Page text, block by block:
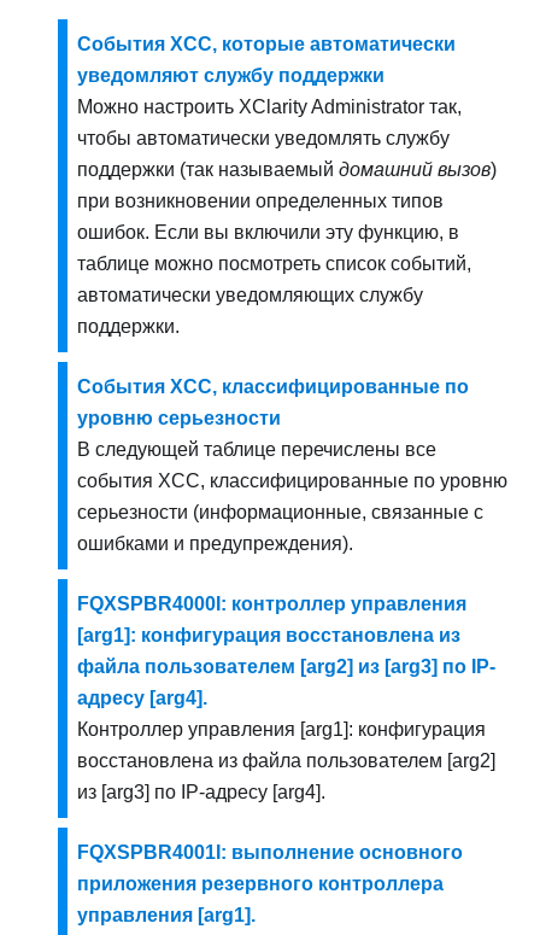
События XCC, которые автоматически
уведомляют службу поддержки
Можно настроить XClarity Administrator так,
чтобы автоматически уведомлять службу
поддержки (так называемый домашний вызов)
при возникновении определенных типов
ошибок. Если вы включили эту функцию, в
таблице можно посмотреть список событий,
автоматически уведомляющих службу
поддержки.
События XCC, классифицированные по
уровню серьезности
В следующей таблице перечислены все
события XCC, классифицированные по уровню
серьезности (информационные, связанные с
ошибками и предупреждения).
FQXSPBR4000I: контроллер управления
[arg1]: конфигурация восстановлена из
файла пользователем [arg2] из [arg3] по IP-
адресу [arg4].
Контроллер управления [arg1]: конфигурация
восстановлена из файла пользователем [arg2]
из [arg3] по IP-адресу [arg4].
FQXSPBR4001I: выполнение основного
приложения резервного контроллера
управления [arg1].